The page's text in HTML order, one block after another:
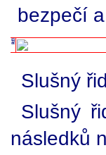
bezpečí
Slušný
Slušný
následků